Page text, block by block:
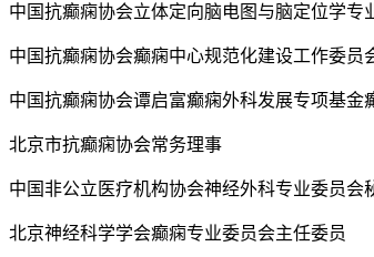
中国抗癫痫协会立体定向脑电图与脑定位学专
中国抗癫痫协会癫痫中心规范化建设工作委员
中国抗癫痫协会谭启富癫痫外科发展专项基金
北京市抗癫痫协会常务理事
中国非公立医疗机构协会神经外科专业委员会
北京神经科学学会癫痫专业委员会主任委员